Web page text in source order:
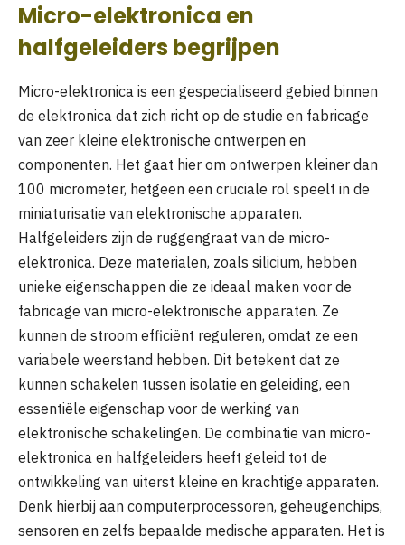
Micro-elektronica en
halfgeleiders begrijpen
Micro-elektronica is een gespecialiseerd gebied binnen
de elektronica dat zich richt op de studie en fabricage
van zeer kleine elektronische ontwerpen en
componenten. Het gaat hier om ontwerpen kleiner dan
100 micrometer, hetgeen een cruciale rol speelt in de
miniaturisatie van elektronische apparaten.
Halfgeleiders zijn de ruggengraat van de micro-
elektronica. Deze materialen, zoals silicium, hebben
unieke eigenschappen die ze ideaal maken voor de
fabricage van micro-elektronische apparaten. Ze
kunnen de stroom efficiënt reguleren, omdat ze een
variabele weerstand hebben. Dit betekent dat ze
kunnen schakelen tussen isolatie en geleiding, een
essentiële eigenschap voor de werking van
elektronische schakelingen. De combinatie van micro-
elektronica en halfgeleiders heeft geleid tot de
ontwikkeling van uiterst kleine en krachtige apparaten.
Denk hierbij aan computerprocessoren, geheugenchips,
sensoren en zelfs bepaalde medische apparaten. Het is